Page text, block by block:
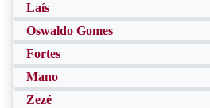
Laís
Oswaldo Gomes
Fortes
Mano
Zezé